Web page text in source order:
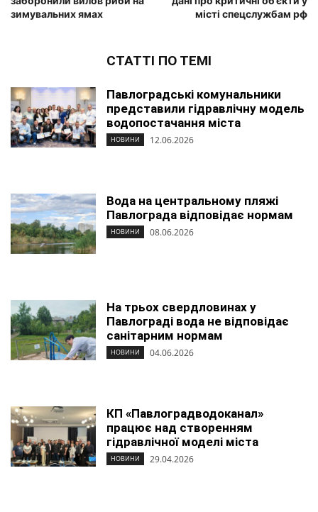
зимувальних ямах
місті спецслужбам рф
СТАТТІ ПО ТЕМІ
Павлоградські комунальники
представили гідравлічну модель
водопостачання міста
НОВИНИ 12.06.2026
Вода на центральному пляжі
Павлограда відповідає нормам
НОВИНИ 08.06.2026
На трьох свердловинах у
Павлограді вода не відповідає
санітарним нормам
НОВИНИ 04.06.2026
КП «Павлоградводоканал»
працює над створенням
гідравлічної моделі міста
НОВИНИ 29.04.2026